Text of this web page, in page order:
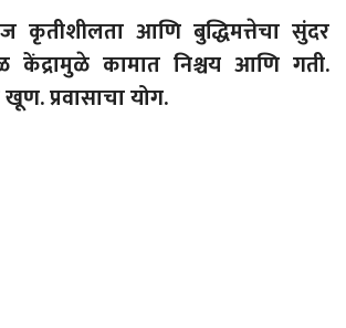
कृतीशीलता आणि बुद्धिमत्तेचा सुंदर
केंद्रामुळे कामात निश्चय आणि गती.
प्रवासाचा योग.